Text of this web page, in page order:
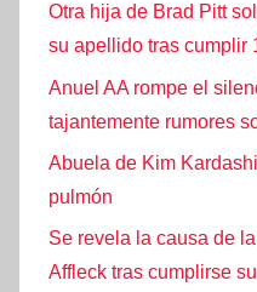
Otra hija de Brad Pitt
su apellido tras cumplir
Anuel AA rompe el
tajantemente rumores
Abuela de Kim
pulmón
Se revela la causa de
Affleck tras cumplirse